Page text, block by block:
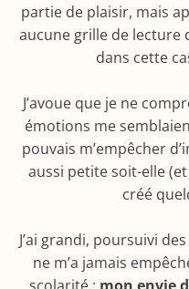
partie de plaisir, mais
aucune grille de lecture
dans cette
J’avoue que je ne
émotions me
pouvais m’empêcher
aussi petite soit-elle
créé
J’ai grandi, poursuivi
ne m’a jamais
scolarité : mon envie